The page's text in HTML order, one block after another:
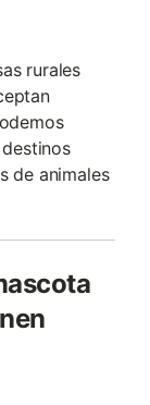
rurales
de animales